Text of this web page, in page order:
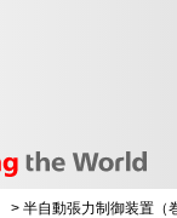
> 半自動張力制御装置（